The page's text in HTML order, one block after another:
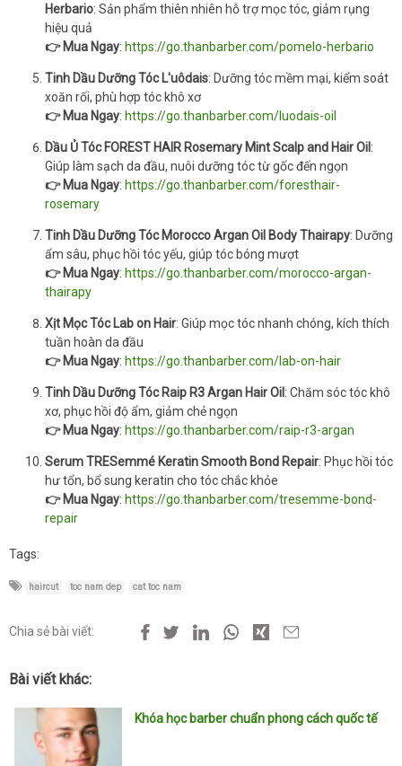
Herbario: Sản phẩm thiên nhiên hỗ trợ mọc tóc, giảm rụng
hiệu quả
👉 Mua Ngay: https://go.thanbarber.com/pomelo-herbario
Tinh Dầu Dưỡng Tóc L'uôdais: Dưỡng tóc mềm mại, kiểm soát
xoăn rối, phù hợp tóc khô xơ
👉 Mua Ngay: https://go.thanbarber.com/luodais-oil
Dầu Ủ Tóc FOREST HAIR Rosemary Mint Scalp and Hair Oil :
Giúp làm sạch da đầu, nuôi dưỡng tóc từ gốc đến ngọn
👉 Mua Ngay: https://go.thanbarber.com/foresthair-
rosemary
Tinh Dầu Dưỡng Tóc Morocco Argan Oil Body Thairapy: Dưỡng
ẩm sâu, phục hồi tóc yếu, giúp tóc bóng mượt
👉 Mua Ngay: https://go.thanbarber.com/morocco-argan-
thairapy
Xịt Mọc Tóc Lab on Hair: Giúp mọc tóc nhanh chóng, kích thích
tuần hoàn da đầu
👉 Mua Ngay: https://go.thanbarber.com/lab-on-hair
Tinh Dầu Dưỡng Tóc Raip R3 Argan Hair Oil : Chăm sóc tóc khô
xơ, phục hồi độ ẩm, giảm chẻ ngọn
👉 Mua Ngay: https://go.thanbarber.com/raip-r3-argan
Serum TRESemmé Keratin Smooth Bond Repair: Phục hồi tóc
hư tổn, bổ sung keratin cho tóc chắc khỏe
👉 Mua Ngay: https://go.thanbarber.com/tresemme-bond-
repair
Tags:
haircut toc nam dep cat toc nam
Chia sẻ bài viết:
Bài viết khác:
Khóa học barber chuẩn phong cách quốc tế